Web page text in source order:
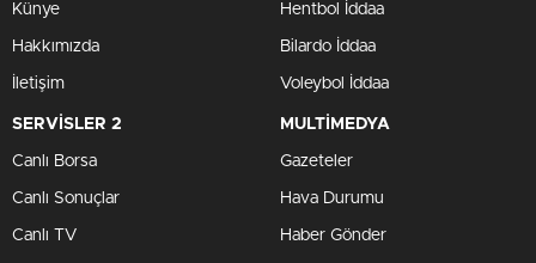
Künye
Hakkımızda
İletişim
Hentbol İddaa
Bilardo İddaa
Voleybol İddaa
SERVİSLER 2
Canlı Borsa
Canlı Sonuçlar
Canlı TV
MULTİMEDYA
Gazeteler
Hava Durumu
Haber Gönder